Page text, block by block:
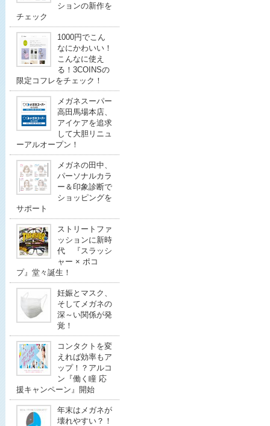
ションの新作を
チェック
1000円でこん
なにかわいい！
こんなに使え
る！3COINSの
限定コフレをチェック！
メガネスーパー
高田馬場本店、
アイケアを追求
して大胆リニュ
ーアルオープン！
メガネの田中、
パーソナルカラ
ー＆印象診断で
ショッピングを
サポート
ストリートファ
ッションに新時
代 『スラッシ
ャー × ポコ
プ』堂々誕生！
妊娠とマスク、
そしてメガネの
深～い関係が発
覚！
コンタクトを変
えれば効率もア
ップ！？アルコ
ン『働く瞳 応
援キャンペーン』開始
年末はメガネが
壊れやすい？！